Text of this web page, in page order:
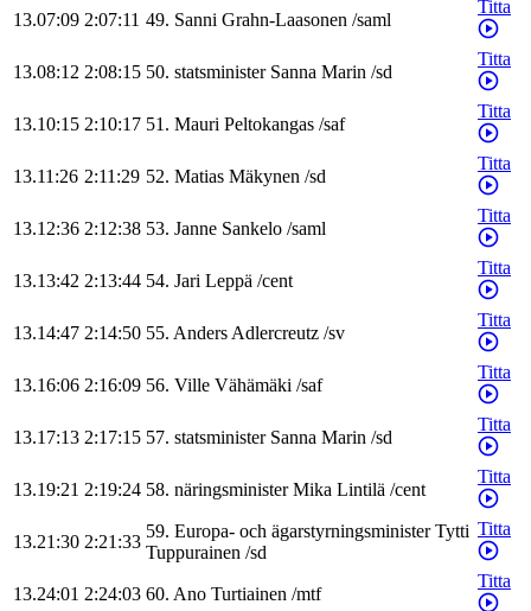
13.07:09 2:07:11 49. Sanni Grahn-Laasonen /saml
Titta
13.08:12 2:08:15 50. statsminister Sanna Marin /sd
Titta
13.10:15 2:10:17 51. Mauri Peltokangas /saf
Titta
13.11:26 2:11:29 52. Matias Mäkynen /sd
Titta
13.12:36 2:12:38 53. Janne Sankelo /saml
Titta
13.13:42 2:13:44 54. Jari Leppä /cent
Titta
13.14:47 2:14:50 55. AndersAdlercreutz /sv
Titta
13.16:06 2:16:09 56. Ville Vähämäki /saf
Titta
13.17:13 2:17:15 57. statsminister Sanna Marin /sd
Titta
13.19:21 2:19:24 58. näringsminister Mika Lintilä /cent
Titta
13.21:30 2:21:33
59. Europa- och ägarstyrningsminister Tytti
Tuppurainen /sd
Titta
13.24:01 2:24:03 60. Ano Turtiainen /mtf
Titta